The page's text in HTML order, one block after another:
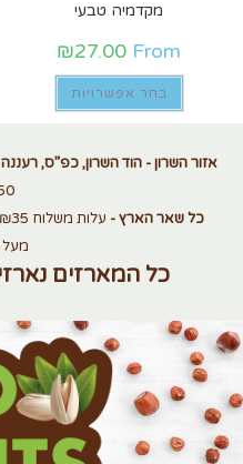
מקדמיה טבעי
From
₪27.00
בחר אפשרויות
אזור השרון - הוד השרון, כפ”ס,
כל שאר הארץ -
מעל ₪420
כל המארזים